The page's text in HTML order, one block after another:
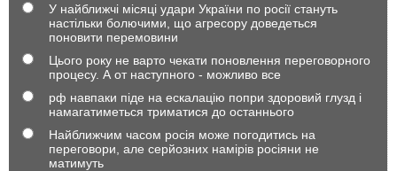
У найближчі місяці удари України по росії стануть
настільки болючими, що агресору доведеться
поновити перемовини
Цього року не варто чекати поновлення переговорного
процесу. А от наступного - можливо все
рф навпаки піде на ескалацію попри здоровий глузд і
намагатиметься триматися до останнього
Найближчим часом росія може погодитись на
переговори, але серйозних намірів росіяни не
матимуть